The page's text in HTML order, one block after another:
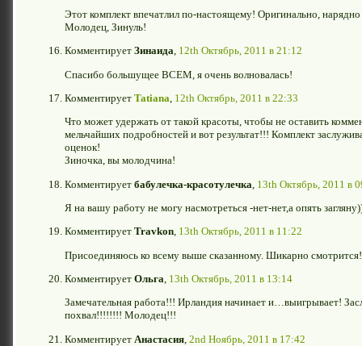
Этот комплект впечатлил по-настоящему! Оригинально, нарядно
Молодец, Зинуль!
Комментирует Зинаида, 12th Октябрь, 2011 в 21:12
Спасибо большущее ВСЕМ, я очень волновалась!
Комментирует Tatiana, 12th Октябрь, 2011 в 22:33
Что может удержать от такой красоты, чтобы не оставить
мельчайших подробностей и вот результат!!! Комплект
оценок!
Зиночка, вы молодчина!
Комментирует бабулечка-красотулечка 13th Октябрь, 2011 в
Я на вашу работу не могу насмотреться -нет-нет,а опять
Комментирует Travkon, 13th Октябрь, 2011 в 11:22
Присоединяюсь ко всему выше сказанному. Шикарно смотрится!
Комментирует Ольга, 13th Октябрь, 2011 в 13:14
Замечательная работа!!! Ирландия начинает и…выигрывает!
похвал!!!!!!!! Молодец!!!
Комментирует Анастасия 2nd Ноябрь, 2011 в 17:42